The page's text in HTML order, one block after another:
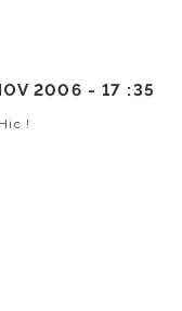
2006 -17 :35
!